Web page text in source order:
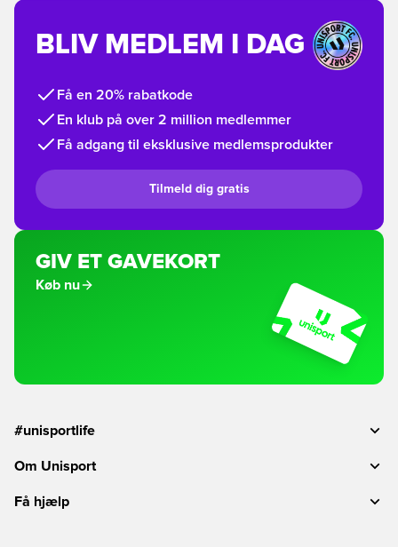
BLIV MEDLEM I DAG
Få en 20% rabatkode
En klub på over 2 million medlemmer
Få adgang til eksklusive medlemsprodukter
Tilmeld dig gratis
GIV ET GAVEKORT
Køb nu
#unisportlife
Om Unisport
Få hjælp